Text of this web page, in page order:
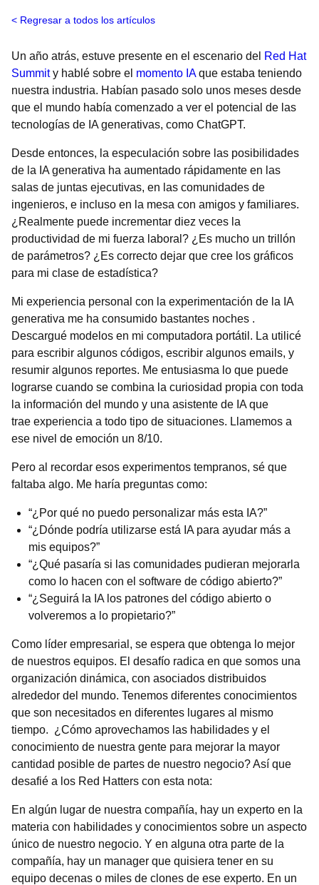
Regresar a todos los artículos
Un año atrás, estuve presente en el escenario del Red Hat
Summity hablé sobre el momento IAque estaba teniendo
nuestra industria. Habían pasado solo unos meses desde
que el mundo había comenzado a ver el potencial de las
tecnologías de IA generativas, como ChatGPT.
Desde entonces, la especulación sobre las posibilidades
de la IA generativa ha aumentado rápidamente en las
salas de juntas ejecutivas, en las comunidades de
ingenieros, e incluso en la mesa con amigos y familiares.
¿Realmente puede incrementar diez veces la
productividad de mi fuerza laboral? ¿Es mucho un trillón
de parámetros? ¿Es correcto dejar que cree los gráficos
para mi clase de estadística?
Mi experiencia personal con la experimentación de la IA
generativa me ha consumido bastantes noches .
Descargué modelos en mi computadora portátil. La utilicé
para escribir algunos códigos, escribir algunos emails, y
resumir algunos reportes. Me entusiasma lo que puede
lograrse cuando se combina la curiosidad propia con toda
la información del mundo y una asistente de IA que
trae experiencia a todo tipo de situaciones. Llamemos a
ese nivel de emoción un 8/10.
Pero al recordar esos experimentos tempranos, sé que
faltaba algo. Me haría preguntas como:
“¿Por qué no puedo personalizar más esta IA?”
“¿Dónde podría utilizarse está IA para ayudar más a
mis equipos?”
“¿Qué pasaría si las comunidades pudieran mejorarla
como lo hacen con el software de código abierto?”
“¿Seguirá la IA los patrones del código abierto o
volveremos a lo propietario?”
Como líder empresarial, se espera que obtenga lo mejor
de nuestros equipos. El desafío radica en que somos una
organización dinámica, con asociados distribuidos
alrededor del mundo. Tenemos diferentes conocimientos
que son necesitados en diferentes lugares al mismo
tiempo. ¿Cómo aprovechamos las habilidades y el
conocimiento de nuestra gente para mejorar la mayor
cantidad posible de partes de nuestro negocio? Así que
desafié a los Red Hatters con esta nota:
En algún lugar de nuestra compañía, hay un experto en la
materia con habilidades y conocimientos sobre un aspecto
único de nuestro negocio. Y en alguna otra parte de la
compañía, hay un manager que quisiera tener en su
equipo decenas o miles de clones de ese experto. En un